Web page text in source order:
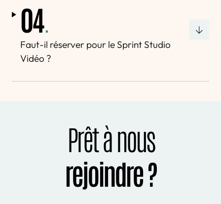
04.
Faut-il réserver pour le Sprint Studio
Vidéo ?
Prêt à nous
rejoindre ?